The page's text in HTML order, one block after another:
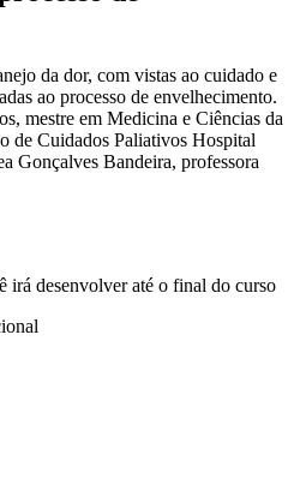
da dor, com vistas ao cuidado e
ao processo de envelhecimento.
mestre em Medicina e Ciências da
de Cuidados Paliativos Hospital
Gonçalves Bandeira, professora
irá desenvolver até o final do curso